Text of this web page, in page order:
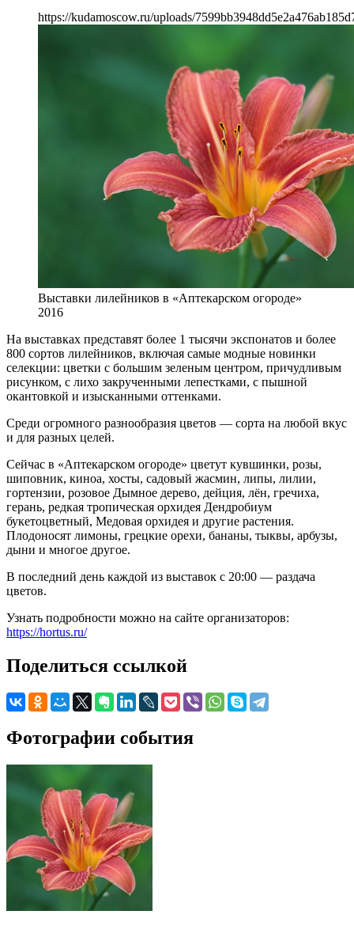
https://kudamoscow.ru/uploads/
Выставки лилейников в «Аптекарском огороде»
2016
На выставках представят более 1 тысячи экспонатов и более
800 сортов лилейников, включая самые модные новинки
селекции: цветки с большим зеленым центром, причудливым
рисунком, с лихо закрученными лепестками, с пышной
окантовкой и изысканными оттенками.
Среди огромного разнообразия цветов — сорта на любой вкус
и для разных целей.
Сейчас в «Аптекарском огороде» цветут кувшинки, розы,
шиповник, киноа, хосты, садовый жасмин, липы, лилии,
гортензии, розовое Дымное дерево, дейция, лён, гречиха,
герань, редкая тропическая орхидея Дендробиум
букетоцветный, Медовая орхидея и другие растения.
Плодоносят лимоны, грецкие орехи, бананы, тыквы, арбузы,
дыни и многое другое.
В последний день каждой из выставок с 20:00 — раздача
цветов.
Узнать подробности можно на сайте организаторов:
https://hortus.ru/
Поделиться ссылкой
Фотографии события